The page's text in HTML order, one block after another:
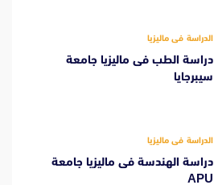
الدراسة فى ماليزيا
دراسة الطب فى ماليزيا جامعة
سيبرجايا
الدراسة فى ماليزيا
دراسة الهندسة فى ماليزيا جامعة
APU